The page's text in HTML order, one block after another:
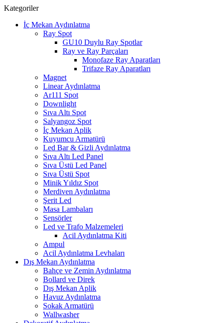
Kategoriler
İç Mekan Aydınlatma
Ray Spot
GU10 Duylu Ray Spotlar
Ray ve Ray Parçaları
Monofaze Ray Aparatları
Trifaze Ray Aparatları
Magnet
Linear Aydınlatma
Ar111 Spot
Downlight
Sıva Altı Spot
Salyangoz Spot
İç Mekan Aplik
Kuyumcu Armatürü
Led Bar & Gizli Aydınlatma
Sıva Altı Led Panel
Sıva Üstü Led Panel
Sıva Üstü Spot
Minik Yıldız Spot
Merdiven Aydınlatma
Şerit Led
Masa Lambaları
Sensörler
Led ve Trafo Malzemeleri
Acil Aydınlatma Kiti
Ampul
Acil Aydınlatma Levhaları
Dış Mekan Aydınlatma
Bahçe ve Zemin Aydınlatma
Bollard ve Direk
Dış Mekan Aplik
Havuz Aydınlatma
Sokak Armatürü
Wallwasher